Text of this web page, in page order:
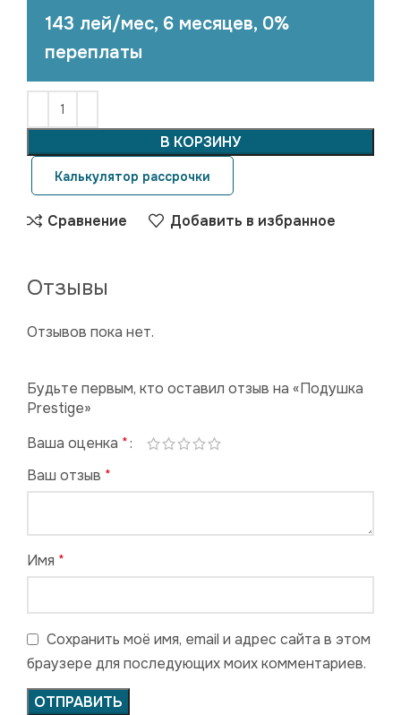
143 лей/мес, 6 месяцев, 0%
переплаты
В КОРЗИНУ
Калькулятор рассрочки
Сравнение Добавить в избранное
Отзывы
Отзывов пока нет.
Будьте первым, кто оставил отзыв на «Подушка
Prestige»
Ваша оценка *
Ваш отзыв *
Имя *
Сохранить моё имя, email и адрес сайта в этом
браузере для последующих моих комментариев.